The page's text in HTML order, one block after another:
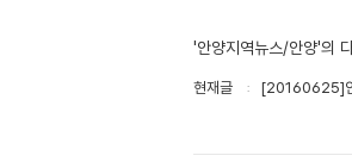
'안양지역뉴스/안양'의
현재글 [20160625]안